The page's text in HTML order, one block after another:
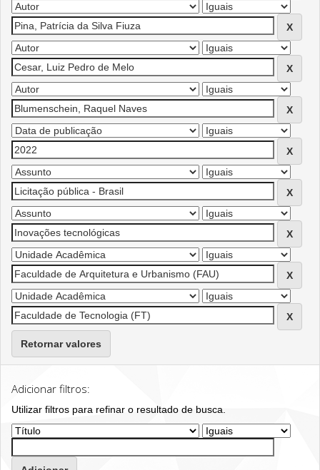
Retornar valores
Adicionar filtros:
Utilizar filtros para refinar o resultado de busca.